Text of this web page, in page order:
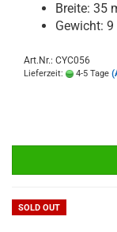
Breite: 35
Gewicht:
Art.Nr.: CYC056
Lieferzeit: 4-5 Tage
SOLD OUT